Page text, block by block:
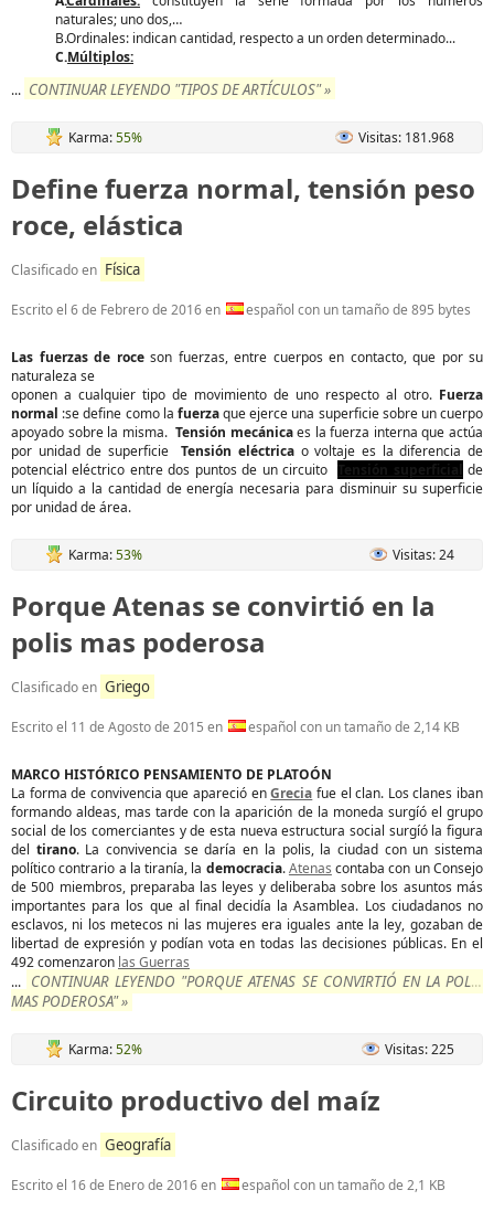
naturales; uno dos,…
B.Ordinales: indican cantidad, respecto a un orden determinado...
C.Múltiplos:
... CONTINUAR LEYENDO "TIPOS DE ARTÍCULOS" »
Karma:55% Visitas: 181.968
Define fuerza normal, tensión peso
roce, elástica
Clasificado en Física
Escrito el 6 de Febrero de 2016en español con un tamaño de 895 bytes
Las fuerzas de roceson fuerzas, entre cuerpos en contacto, que por su
naturaleza se
oponen a cualquier tipo de movimiento de uno respecto al otro. Fuerza
normal :se define como la fuerzaque ejerce una superficie sobre un cuerpo
apoyado sobre la misma. Tensión mecánicaes la fuerza interna que actúa
por unidad de superficieTensión eléctrica o voltaje es la diferencia de
potencial eléctrico entre dos puntos de un circuito
de
un líquido a la cantidad de energía necesaria para disminuir su superficie
por unidad de área.
Karma:53% Visitas: 24
Porque Atenas se convirtió en la
polis mas poderosa
Clasificado en Griego
Escrito el 11 de Agosto de 2015 en español con un tamaño de 2,14 KB
MARCO HISTÓRICO PENSAMIENTO DE PLATOÓN
La forma de convivencia que apareció enGrecia fue el clan. Los clanes iban
formando aldeas, mas tarde con la aparición de la moneda surgíó el grupo
social de los comerciantes y de esta nueva estructura social surgíó la figura
del tirano. La convivencia se daría en la polis, la ciudad con un sistema
político contrario a la tiranía, la democracia.Atenas contaba con un Consejo
de 500 miembros, preparaba las leyes y deliberaba sobre los asuntos más
importantes para los que al final decidía la Asamblea. Los ciudadanos no
esclavos, ni los metecos ni las mujeres era iguales ante la ley, gozaban de
libertad de expresión y podían vota en todas las decisiones públicas. En el
492 comenzaron las Guerras
... CONTINUAR LEYENDO "PORQUE ATENAS SE CONVIRTIÓ EN LA POLIS
MAS PODEROSA" »
Karma:52% Visitas: 225
Circuito productivo del maíz
Clasificado en Geografía
Escrito el 16 de Enero de 2016en español con un tamaño de 2,1 KB